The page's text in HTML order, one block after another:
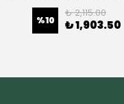
%10
₺ 2,115.00
₺ 1,903.50